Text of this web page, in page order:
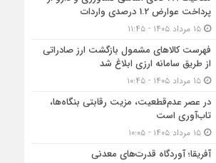
پرداخت عوارض 1.2 درصدی واردات
۱۵ مرداد ۱۴۰۵ - ۱۱:۴۵
فهرست کالاهای مشمول بازگشت ارز صادراتی
از طریق سامانه ارزی ابلاغ شد
۱۵ مرداد ۱۴۰۵ - ۱۰:۴۵
در عصر عدم‌قطعیت، مزیت رقابتی بنگاه‌ها،
تاب‌آوری است
۱۵ مرداد ۱۴۰۵ - ۱۰:۰۵
آفریقا؛ آوردگاه قدرت‌های معدنی